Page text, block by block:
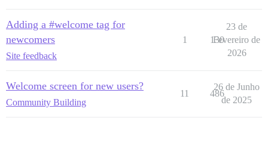
Adding a #welcome tag for
newcomers
Site feedback
1 130
23 de
Fevereiro de
2026
Welcome screen for new users?
Community Building
11 486
26 de Junho
de 2025